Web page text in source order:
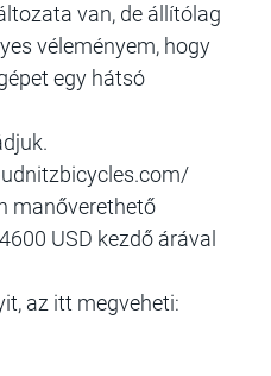
van, de állítólag
véleményem, hogy
egy hátsó
manőverethető
USD kezdő árával
az itt megveheti: